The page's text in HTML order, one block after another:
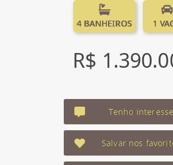
4 BANHEIROS 1
R$
Tenho interesse
Salvar nos